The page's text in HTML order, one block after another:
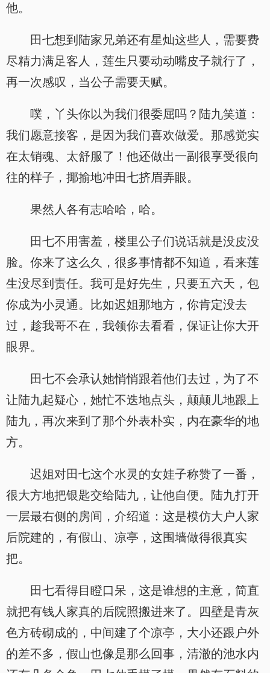
他。
田七想到陆家兄弟还有星灿这些人，需要费
尽精力满足客人，莲生只要动动嘴皮子就行了，
再一次感叹，当公子需要天赋。
噗，丫头你以为我们很委屈吗？陆九笑道：
我们愿意接客，是因为我们喜欢做爱。那感觉实
在太销魂、太舒服了！他还做出一副很享受很向
往的样子，揶揄地冲田七挤眉弄眼。
果然人各有志哈哈，哈。
田七不用害羞，楼里公子们说话就是没皮没
脸。你来了这么久，很多事情都不知道，看来莲
生没尽到责任。我可是好先生，只要五六天，包
你成为小灵通。比如迟姐那地方，你肯定没去
过，趁我哥不在，我领你去看看，保证让你大开
眼界。
田七不会承认她悄悄跟着他们去过，为了不
让陆九起疑心，她忙不迭地点头，颠颠儿地跟上
陆九，再次来到了那个外表朴实，内在豪华的地
方。
迟姐对田七这个水灵的女娃子称赞了一番，
很大方地把银匙交给陆九，让他自便。陆九打开
一层最右侧的房间，介绍道：这是模仿大户人家
后院建的，有假山、凉亭，这围墙做得很真实
把。
田七看得目瞪口呆，这是谁想的主意，简直
就把有钱人家真的后院照搬进来了。四壁是青灰
色方砖砌成的，中间建了个凉亭，大小还跟户外
的差不多，假山也像是那么回事，清澈的池水内